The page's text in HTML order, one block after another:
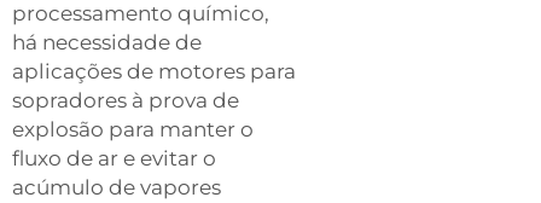
processamento químico,
há necessidade de
aplicações de motores para
sopradores à prova de
explosão para manter o
fluxo de ar e evitar o
acúmulo de vapores